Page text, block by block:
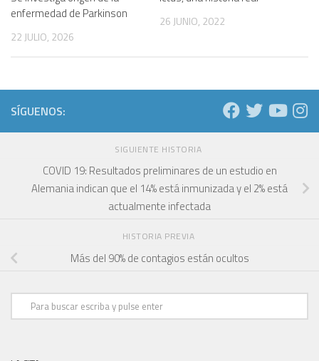
enfermedad de Parkinson
22 JULIO, 2026
26 JUNIO, 2022
SÍGUENOS:
SIGUIENTE HISTORIA
COVID 19: Resultados preliminares de un estudio en
Alemania indican que el 14% está inmunizada y el 2% está
actualmente infectada
HISTORIA PREVIA
Más del 90% de contagios están ocultos